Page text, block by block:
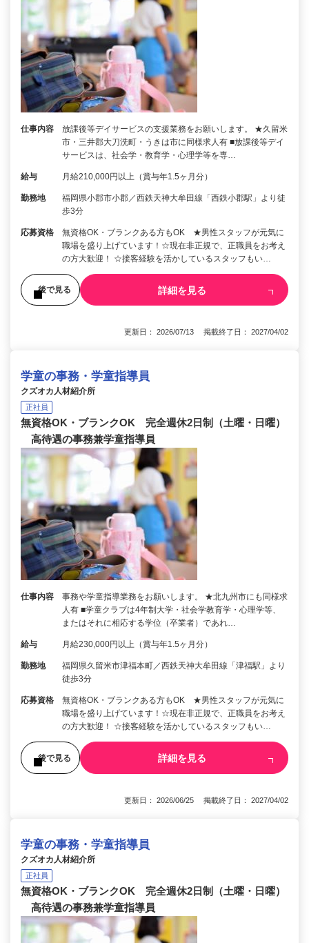
仕事内容
放課後等デイサービスの支援業務をお願いします。 ★久留米
市・三井郡大刀洗町・うきは市に同様求人有 ■放課後等デイ
サービスは、社会学・教育学・心理学等を専…
給与 月給210,000円以上（賞与年1.5ヶ月分）
勤務地
福岡県小郡市小郡／西鉄天神大牟田線「西鉄小郡駅」より徒
歩3分
応募資格
無資格OK・ブランクある方もOK ★男性スタッフが元気に
職場を盛り上げています！☆現在非正規で、正職員をお考え
の方大歓迎！ ☆接客経験を活かしているスタッフもい…
後で見る 詳細を見る
更新日： 2026/07/13 掲載終了日： 2027/04/02
学童の事務・学童指導員
クズオカ人材紹介所
正社員
無資格OK・ブランクOK 完全週休2日制（土曜・日曜）
高待遇の事務兼学童指導員
仕事内容
事務や学童指導業務をお願いします。 ★北九州市にも同様求
人有 ■学童クラブは4年制大学・社会学教育学・心理学等、
またはそれに相応する学位（卒業者）であれ…
給与 月給230,000円以上（賞与年1.5ヶ月分）
勤務地
福岡県久留米市津福本町／西鉄天神大牟田線「津福駅」より
徒歩3分
応募資格
無資格OK・ブランクある方もOK ★男性スタッフが元気に
職場を盛り上げています！☆現在非正規で、正職員をお考え
の方大歓迎！ ☆接客経験を活かしているスタッフもい…
後で見る 詳細を見る
更新日： 2026/06/25 掲載終了日： 2027/04/02
学童の事務・学童指導員
クズオカ人材紹介所
正社員
無資格OK・ブランクOK 完全週休2日制（土曜・日曜）
高待遇の事務兼学童指導員